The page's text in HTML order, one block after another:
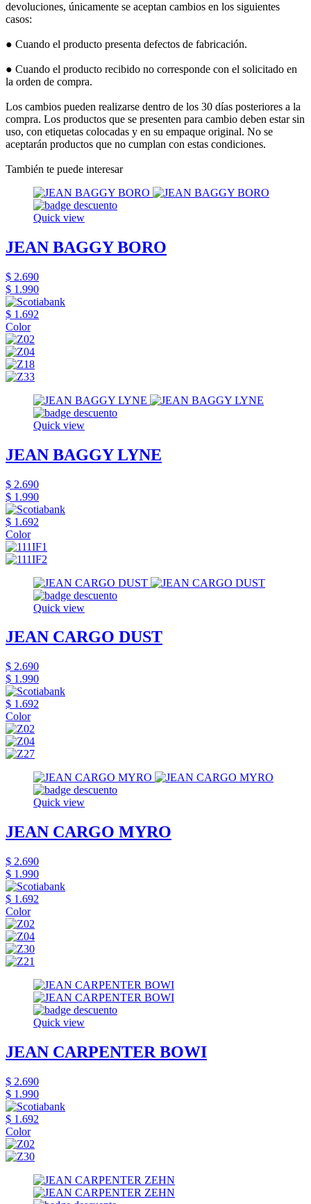
devoluciones, únicamente se aceptan cambios en los siguientes
casos:
● Cuando el producto presenta defectos de fabricación.
● Cuando el producto recibido no corresponde con el solicitado en
la orden de compra.
Los cambios pueden realizarse dentro de los 30 días posteriores a la
compra. Los productos que se presenten para cambio deben estar sin
uso, con etiquetas colocadas y en su empaque original. No se
aceptarán productos que no cumplan con estas condiciones.
También te puede interesar
Quick view
JEAN BAGGY BORO
$ 2.690
$ 1.990
$ 1.692
Color
Quick view
JEAN BAGGY LYNE
$ 2.690
$ 1.990
$ 1.692
Color
Quick view
JEAN CARGO DUST
$ 2.690
$ 1.990
$ 1.692
Color
Quick view
JEAN CARGO MYRO
$ 2.690
$ 1.990
$ 1.692
Color
Quick view
JEAN CARPENTER BOWI
$ 2.690
$ 1.990
$ 1.692
Color